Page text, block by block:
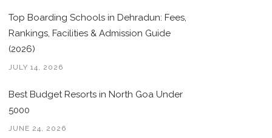
Top Boarding Schools in Dehradun: Fees,
Rankings, Facilities & Admission Guide
(2026)
JULY 14, 2026
Best Budget Resorts in North Goa Under
5000
JUNE 24, 2026